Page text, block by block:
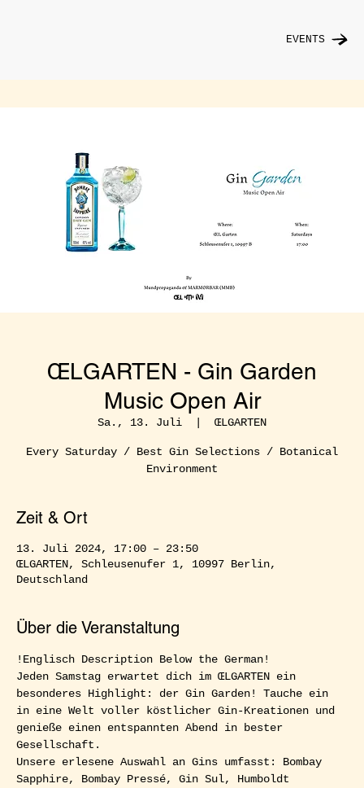
EVENTS
ŒLGARTEN - Gin Garden
Music Open Air
Sa., 13. Juli
  |
ŒLGARTEN
Every Saturday / Best Gin Selections / Botanical
Environment
Zeit & Ort
13. Juli 2024, 17:00 – 23:50
ŒLGARTEN, Schleusenufer 1, 10997 Berlin,
Deutschland
Über die Veranstaltung
!Englisch Description Below the German!
Jeden Samstag erwartet dich im ŒLGARTEN ein
besonderes Highlight: der Gin Garden! Tauche ein
in eine Welt voller köstlicher Gin-Kreationen und
genieße einen entspannten Abend in bester
Gesellschaft.
Unsere erlesene Auswahl an Gins umfasst: Bombay
Sapphire, Bombay Pressé, Gin Sul, Humboldt